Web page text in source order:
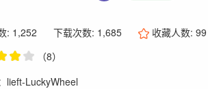
: 1,252 下载次数: 1,685 收藏人数:99
（8）
lieft-LuckyWheel